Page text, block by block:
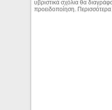
υβριστικά σχόλια θα
προειδοποίηση. Περισσότερα